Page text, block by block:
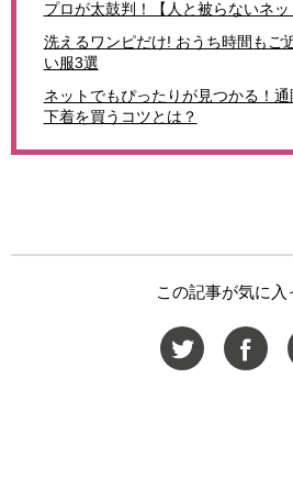
プロが太鼓判！【人と被らないネッ
洗えるワンピだけ! おうち時間もご
い服3選
ネットでもぴったりが見つかる！
下着を買うコツとは？
この記事が気に入